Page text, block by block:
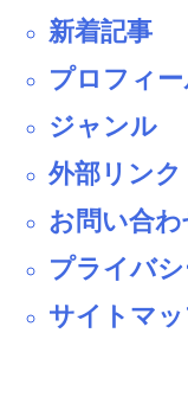
新着記事
プロフィ
ジャンル
外部リンク
お問い合わ
プライバ
サイトマ